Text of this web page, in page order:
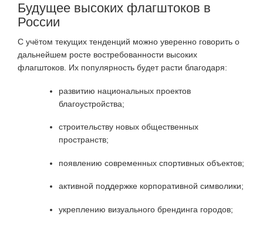
Будущее высоких флагштоков в
России
С учётом текущих тенденций можно уверенно говорить о
дальнейшем росте востребованности высоких
флагштоков. Их популярность будет расти благодаря:
развитию национальных проектов
благоустройства;
строительству новых общественных
пространств;
появлению современных спортивных объектов;
активной поддержке корпоративной символики;
укреплению визуального брендинга городов;